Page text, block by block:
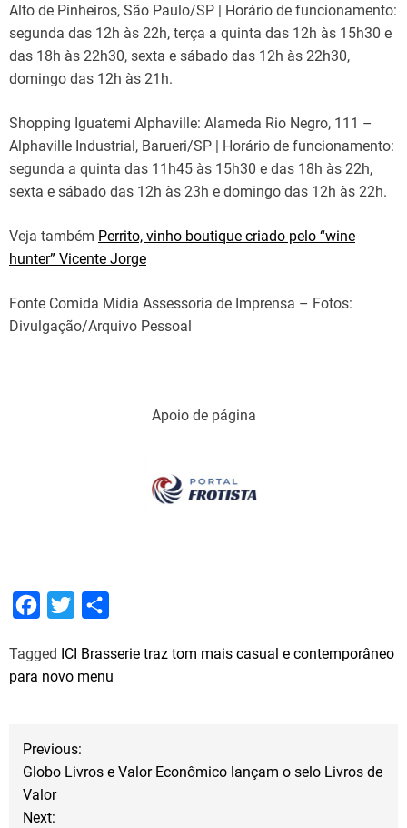
Alto de Pinheiros, São Paulo/SP | Horário de funcionamento:
segunda das 12h às 22h, terça a quinta das 12h às 15h30 e
das 18h às 22h30, sexta e sábado das 12h às 22h30,
domingo das 12h às 21h.
Shopping Iguatemi Alphaville: Alameda Rio Negro, 111 –
Alphaville Industrial, Barueri/SP | Horário de funcionamento:
segunda a quinta das 11h45 às 15h30 e das 18h às 22h,
sexta e sábado das 12h às 23h e domingo das 12h às 22h.
Veja também Perrito, vinho boutique criado pelo “wine
hunter” Vicente Jorge
Fonte Comida Mídia Assessoria de Imprensa – Fotos:
Divulgação/Arquivo Pessoal
Apoio de página
c
e
o
k
i
t
r
a
r
Tagged ICI Brasserie traz tom mais casual e contemporâneo
para novo menu
NPrevious:
Globo Livros e Valor Econômico lançam o selo Livros de
Valor
Next: